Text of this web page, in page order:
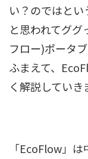
い？のではとい
と思われてグ
フロー)ポータ
ふまえて、
く解説していき
「EcoFlow」